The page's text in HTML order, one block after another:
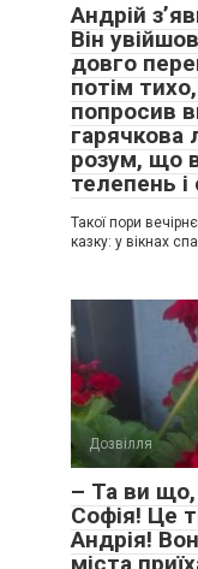
Андрій
Він
довго
потім
попросив
гарячкова
розум, що
телепень
Такої пори
казку: у вікнах
Дозвілля
– Та ви
Софія! Це
Андрія!